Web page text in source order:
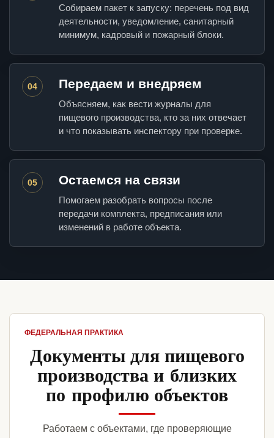
Собираем пакет к запуску: перечень под вид
деятельности, уведомление, санитарный
минимум, кадровый и пожарный блоки.
04 Передаем и внедряем
Объясняем, как вести журналы для
пищевого производства, кто за них отвечает
и что показывать инспектору при проверке.
05 Остаемся на связи
Помогаем разобрать вопросы после
передачи комплекта, предписания или
изменений в работе объекта.
ФЕДЕРАЛЬНАЯ ПРАКТИКА
Документы для пищевого
производства и близких
по профилю объектов
Работаем с объектами, где проверяющие